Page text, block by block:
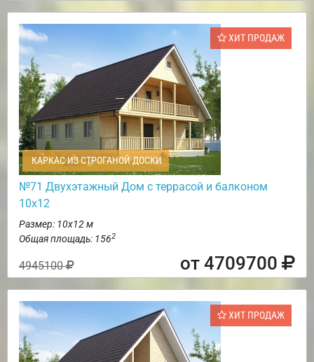
ХИТ ПРОДАЖ
КАРКАС ИЗ СТРОГАНОЙ ДОСКИ
№71 Двухэтажный Дом с террасой и балконом
10х12
Размер: 10х12 м
Общая площадь: 1562
4945100 от 4709700
ХИТ ПРОДАЖ